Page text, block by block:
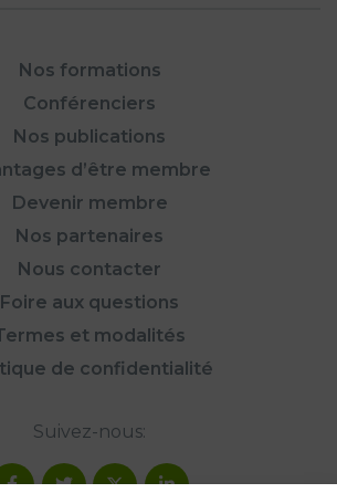
Nos formations
Conférenciers
Nos publications
d’être membre
Devenir membre
Nos partenaires
Nous contacter
Foire aux questions
et modalités
de confidentialité
Suivez-nous: